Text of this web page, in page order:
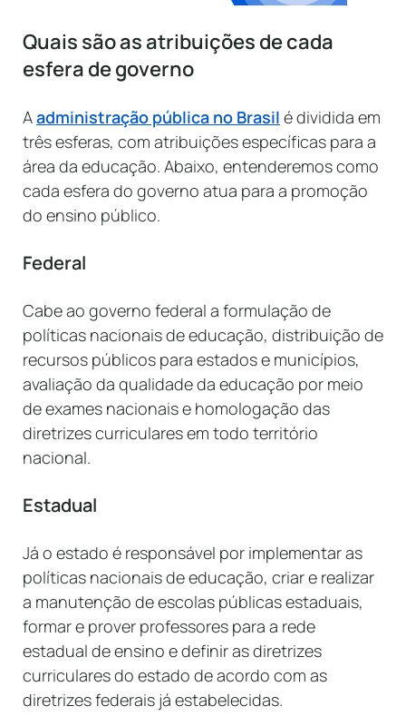
Quais são as atribuições de cada
esfera de governo
Aadministração pública no Brasil é dividida em
três esferas, com atribuições específicas para a
área da educação. Abaixo, entenderemos como
cada esfera do governo atua para a promoção
do ensino público.
Federal
Cabe ao governo federal a formulação de
políticas nacionais de educação, distribuição de
recursos públicos para estados e municípios,
avaliação da qualidade da educação por meio
de exames nacionais e homologação das
diretrizes curriculares em todo território
nacional.
Estadual
Já o estado é responsável por implementar as
políticas nacionais de educação, criar e realizar
a manutenção de escolas públicas estaduais,
formar e prover professores para a rede
estadual de ensino e definir as diretrizes
curriculares do estado de acordo com as
diretrizes federais já estabelecidas.